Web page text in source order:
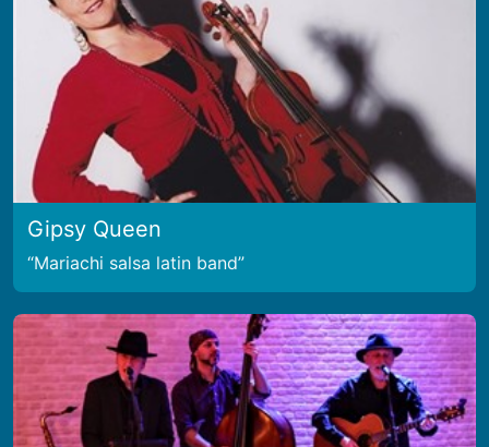
Gipsy Queen
Mariachi salsa latin band